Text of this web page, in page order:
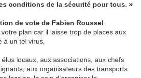
conditions de la sécurité pour tous. »
de vote de Fabien Roussel
plan car il laisse trop de places aux
à un tel virus,
locaux, aux associations, aux chefs
aux organisateurs des transports